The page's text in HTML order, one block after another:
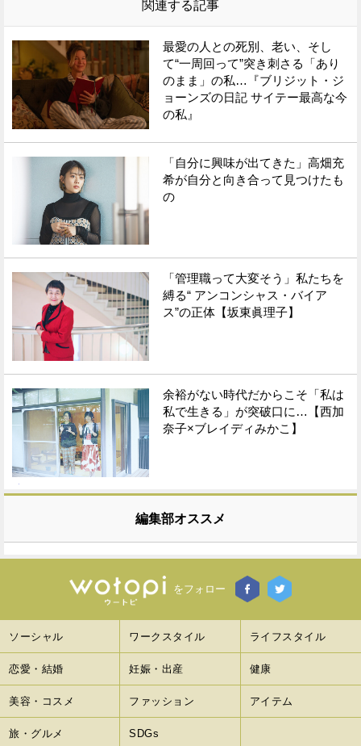
関連する記事
最愛の人との死別、老い、そし
て“一周回って”突き刺さる「あり
のまま」の私…『ブリジット・ジ
ョーンズの日記 サイテー最高な今
の私』
「自分に興味が出てきた」高畑充
希が自分と向き合って見つけたも
の
「管理職って大変そう」私たちを
縛る“ アンコンシャス・バイア
ス”の正体【坂東眞理子】
余裕がない時代だからこそ「私は
私で生きる」が突破口に…【西加
奈子×ブレイディみかこ】
編集部オススメ
をフォロー
ソーシャル ワークスタイル ライフスタイル
恋愛・結婚 妊娠・出産 健康
美容・コスメ ファッション アイテム
旅・グルメ SDGs